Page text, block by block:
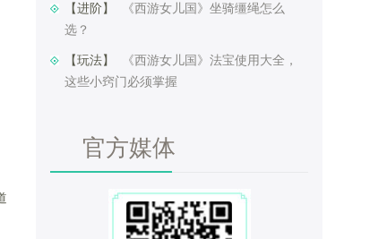
【进阶】 ​
《西游女儿国》坐骑缰绳怎么
选？
【玩法】 ​
《西游女儿国》法宝使用大全，
这些小窍门必须掌握
官方媒体